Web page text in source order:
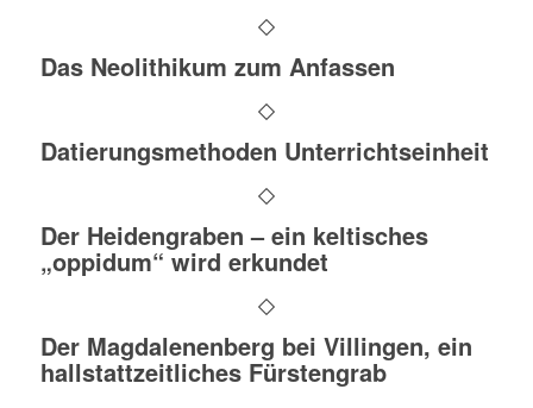
Das Neolithikum zum Anfassen
Datierungsmethoden Unterrichtseinheit
Der Heidengraben – ein keltisches
„oppidum“ wird erkundet
Der Magdalenenberg bei Villingen, ein
hallstattzeitliches Fürstengrab